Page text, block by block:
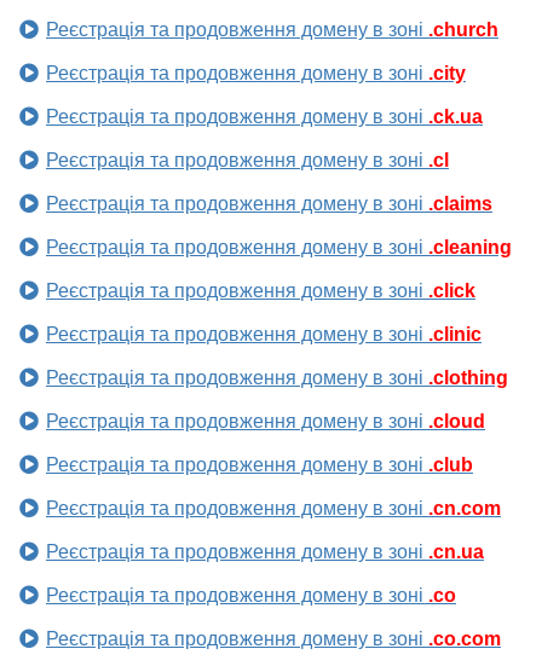
Реєстрація та продовження домену в зоні .church
Реєстрація та продовження домену в зоні .city
Реєстрація та продовження домену в зоні .ck.ua
Реєстрація та продовження домену в зоні .cl
Реєстрація та продовження домену в зоні .claims
Реєстрація та продовження домену в зоні .cleaning
Реєстрація та продовження домену в зоні .click
Реєстрація та продовження домену в зоні .clinic
Реєстрація та продовження домену в зоні .clothing
Реєстрація та продовження домену в зоні .cloud
Реєстрація та продовження домену в зоні .club
Реєстрація та продовження домену в зоні .cn.com
Реєстрація та продовження домену в зоні .cn.ua
Реєстрація та продовження домену в зоні .co
Реєстрація та продовження домену в зоні .co.com